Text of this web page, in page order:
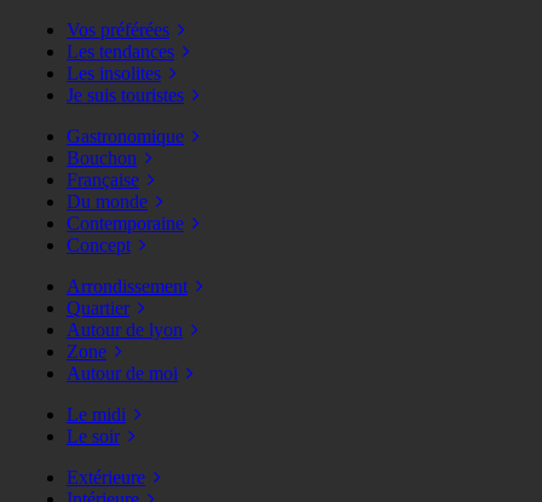
Vos préférées
Les tendances
Les insolites
Je suis touristes
Gastronomique
Bouchon
Française
Du monde
Contemporaine
Concept
Arrondissement
Quartier
Autour de lyon
Zone
Autour de moi
Le midi
Le soir
Extérieure